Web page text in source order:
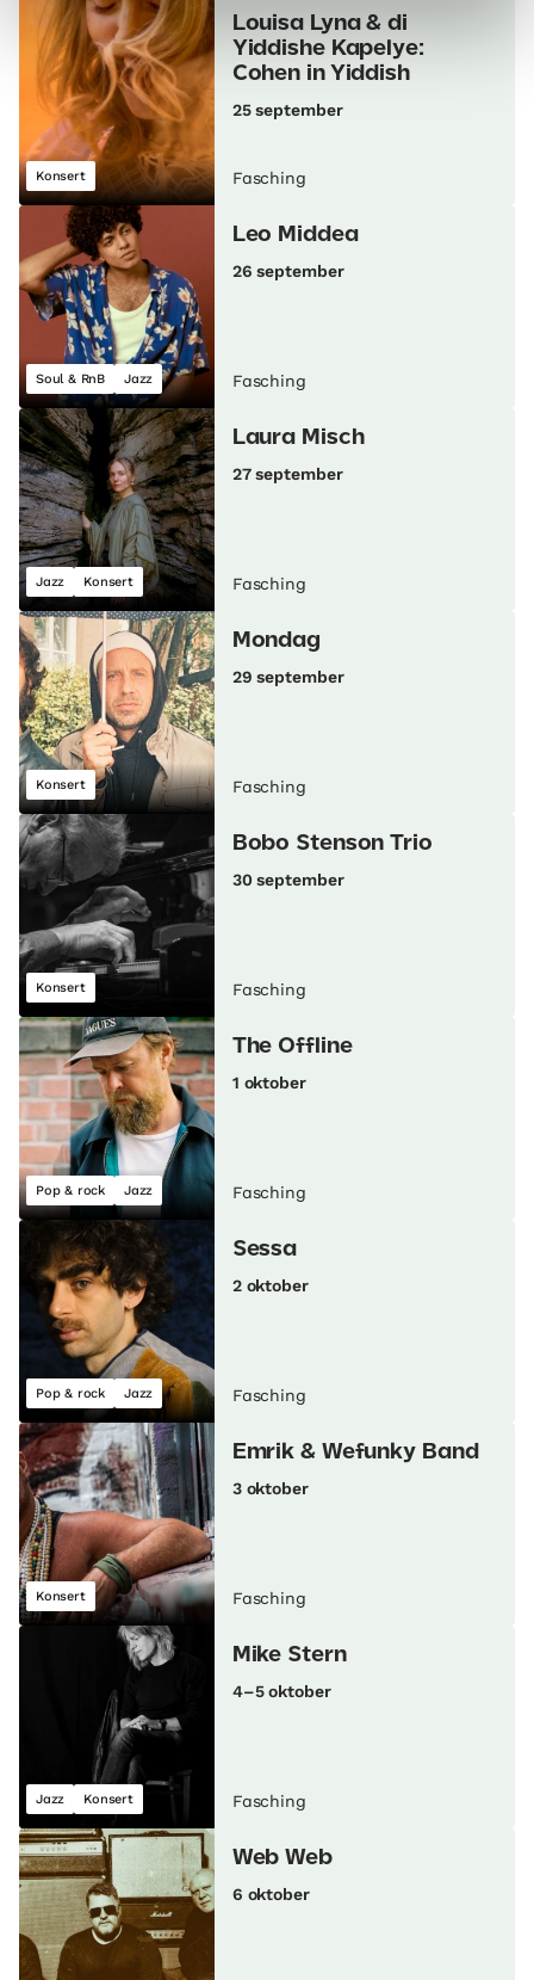
Konsert
Louisa Lyna & di
Yiddishe Kapelye:
Cohen in Yiddish
25 september
Fasching
Soul & RnB Jazz
Leo Middea
26 september
Fasching
Jazz Konsert
Laura Misch
27 september
Fasching
Konsert
Mondag
29 september
Fasching
Konsert
Bobo Stenson Trio
30 september
Fasching
Pop & rock Jazz
The Offline
1 oktober
Fasching
Pop & rock Jazz
Sessa
2 oktober
Fasching
Konsert
Emrik & Wefunky Band
3 oktober
Fasching
Jazz Konsert
Mike Stern
4–5 oktober
Fasching
Web Web
6 oktober